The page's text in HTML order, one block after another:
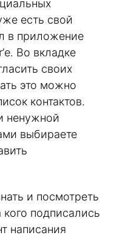
есть свой
в приложение
Во вкладке
своих
это можно
контактов.
ненужной
выбираете
и посмотреть
кого подписались
написания